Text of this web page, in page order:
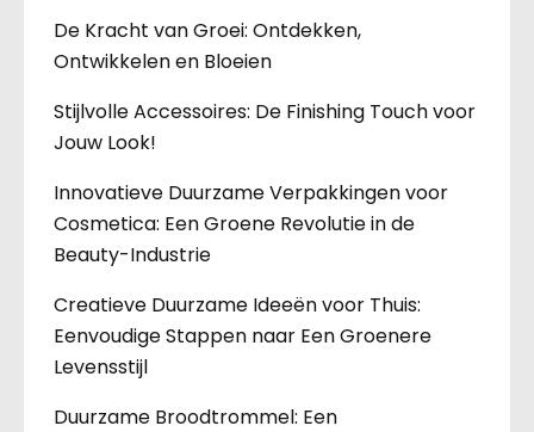
De Kracht van Groei: Ontdekken,
Ontwikkelen en Bloeien
Stijlvolle Accessoires: De Finishing Touch voor
Jouw Look!
Innovatieve Duurzame Verpakkingen voor
Cosmetica: Een Groene Revolutie in de
Beauty-Industrie
Creatieve Duurzame Ideeën voor Thuis:
Eenvoudige Stappen naar Een Groenere
Levensstijl
Duurzame Broodtrommel: Een